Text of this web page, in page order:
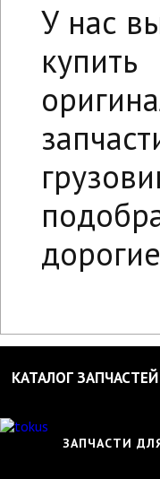
У нас
купить
КАТАЛОГ ЗАПЧАСТЕЙ
ЗАПЧАСТИ